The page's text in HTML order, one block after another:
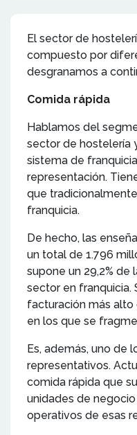
El sector de
compuesto por
desgranamos a
Comida rápida
Hablamos del
sector de hostelería
sistema de
representación.
que
franquicia.
De hecho, las
un total de 1.796
supone un 29,2%
sector en
facturación más
en los que se
Es, además, uno de
representativos.
comida rápida que
unidades de
operativos de esas